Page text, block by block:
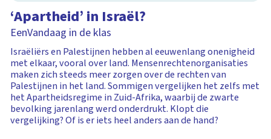
‘Apartheid’ in Israël?
EenVandaag in de klas
Israëliërs en Palestijnen hebben al eeuwenlang onenigheid
met elkaar, vooral over land. Mensenrechtenorganisaties
maken zich steeds meer zorgen over de rechten van
Palestijnen in het land. Sommigen vergelijken het zelfs met
het Apartheidsregime in Zuid-Afrika, waarbij de zwarte
bevolking jarenlang werd onderdrukt. Klopt die
vergelijking? Of is er iets heel anders aan de hand?